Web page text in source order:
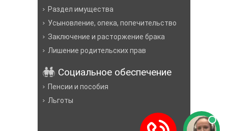
Раздел имущества
Усыновление, опека, попечительство
Заключение и расторжение брака
Лишение родительских прав
Социальное обеспечение
Пенсии и пособия
Льготы